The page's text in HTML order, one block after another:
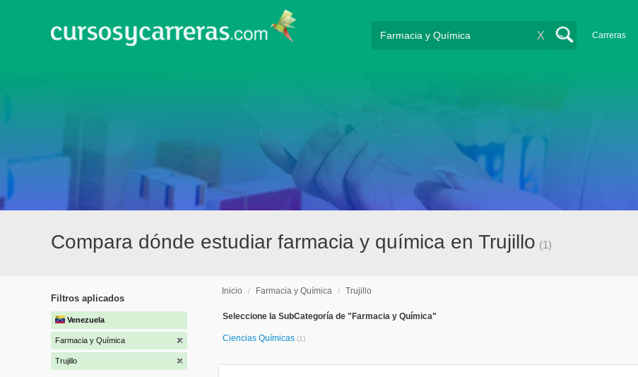
Carreras
X
Compara dónde estudiar farmacia y química en Trujillo (1)
Filtros aplicados
Venezuela
Farmacia y Química
Trujillo
Inicio / Farmacia y Química / Trujillo
Seleccione la SubCategoría de "Farmacia y Química"
Ciencias Químicas (1)